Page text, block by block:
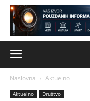
Naslovna Aktuelno
Aktuelno Društvo